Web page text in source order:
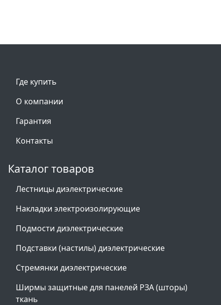
Где купить
О компании
Гарантия
Контакты
Каталог товаров
Лестницы диэлектрические
Накладки электроизолирующие
Подмости диэлектрические
Подставки (настилы) диэлектрические
Стремянки диэлектрические
Ширмы защитные для панелей РЗА (шторы)
ткань